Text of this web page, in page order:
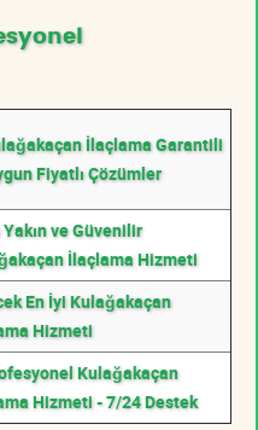
İlaçlama Garantili
Fiyatlı Çözümler
Yakın ve Güvenilir
İlaçlama Hizmeti
En İyi Kulağakaçan
Hizmeti
Kulağakaçan
Hizmeti - 7/24 Destek